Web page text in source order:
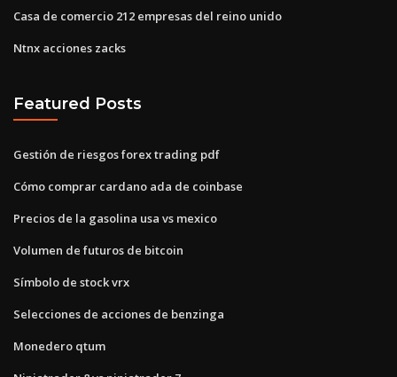
Casa de comercio 212 empresas del reino unido
Ntnx acciones zacks
Featured Posts
Gestión de riesgos forex trading pdf
Cómo comprar cardano ada de coinbase
Precios de la gasolina usa vs mexico
Volumen de futuros de bitcoin
Símbolo de stock vrx
Selecciones de acciones de benzinga
Monedero qtum